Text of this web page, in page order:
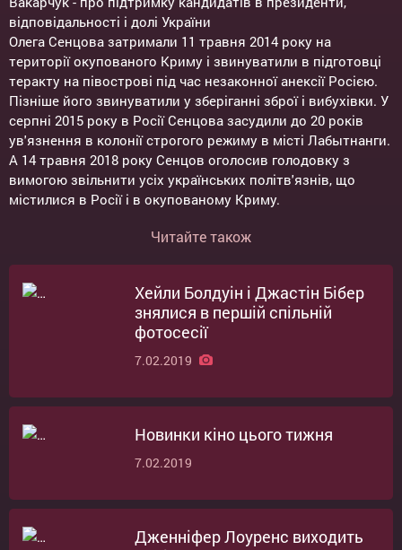
відповідальності і долі України
Олега Сенцова затримали 11 травня 2014 року на
території окупованого Криму і звинуватили в підготовці
теракту на півострові під час незаконної анексії Росією.
Пізніше його звинуватили у зберіганні зброї і вибухівки. У
серпні 2015 року в Росії Сенцова засудили до 20 років
ув'язнення в колонії строгого режиму в місті Лабытнанги.
А 14 травня 2018 року Сенцов оголосив голодовку з
вимогою звільнити усіх українських політв'язнів, що
містилися в Росії і в окупованому Криму.
Читайте також
Хейли Болдуін і Джастін Бібер
знялися в першій спільній
фотосесії
7.02.2019
Новинки кіно цього тижня
7.02.2019
Дженніфер Лоуренс виходить